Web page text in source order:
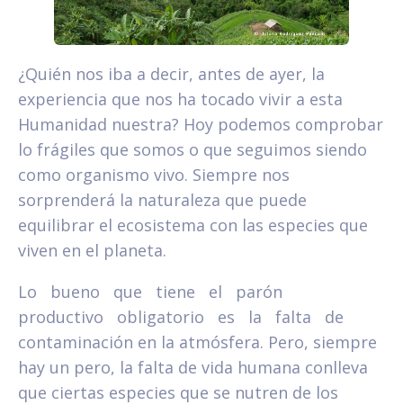
¿Quién nos iba a decir, antes de ayer, la
experiencia que nos ha tocado vivir a esta
Humanidad nuestra? Hoy podemos comprobar
lo frágiles que somos o que seguimos siendo
como organismo vivo. Siempre nos
sorprenderá la naturaleza que puede
equilibrar el ecosistema con las especies que
viven en el planeta.
Lo bueno que tiene el parón
productivo obligatorio es la falta de
contaminación en la atmósfera. Pero, siempre
hay un pero, la falta de vida humana conlleva
que ciertas especies que se nutren de los